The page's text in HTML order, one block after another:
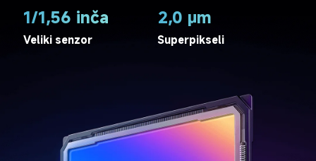
1/1,56 inča
Veliki senzor
2,0 μm
Superpikseli